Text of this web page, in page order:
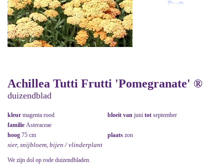
Achillea Tutti Frutti 'Pomegranate' ®
duizendblad
kleur magenta rood bloeit van juni tot september
familie Asteraceae
hoog 75 cm plaats zon
sier, snijbloem, bijen / vlinderplant
We zijn dol op rode duizendbladen.